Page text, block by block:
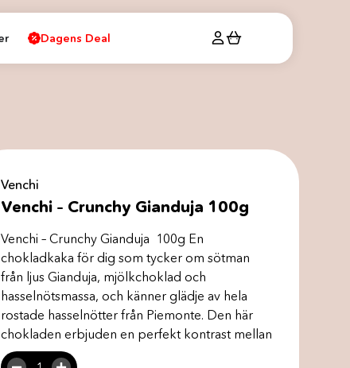
Dagens Deal
Venchi
Venchi – Crunchy Gianduja 100g
Venchi – Crunchy Gianduja 100g En
chokladkaka för dig som tycker om sötman
från ljus Gianduja, mjölkchoklad och
hasselnötsmassa, och känner glädje av hela
rostade hasselnötter från Piemonte. Den här
chokladen erbjuden en perfekt kontrast mellan
krämigt och krispigt och kommer att ge dig en